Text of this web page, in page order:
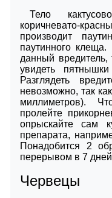
Тело
коричневато-
производит
паутинного клеща.
данный
увидеть пятнышки
Разглядеть
невозможно, так
миллиметров).
пролейте
опрыскайте сам
препарата,
Понадобится 2
перерывом в 7
Червецы